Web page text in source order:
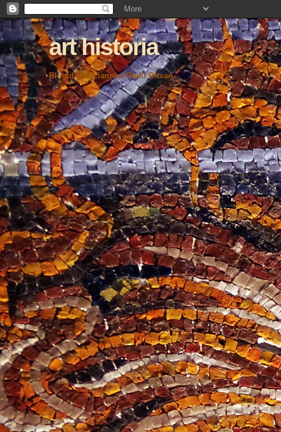
art historia
Blogul graficianului Radu Oltean.